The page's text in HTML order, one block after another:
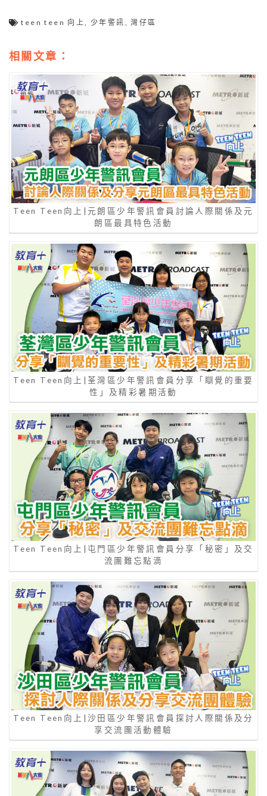
teen teen 向上 ,少年警訊 ,灣仔區
相關文章：
Teen Teen向上|元朗區少年警訊會員討論人際關係及元
朗區最具特色活動
Teen Teen向上|荃灣區少年警訊會員分享「瞓覺的重要
性」及精彩暑期活動
Teen Teen向上|屯門區少年警訊會員分享「秘密」及交
流團難忘點滴
Teen Teen向上|沙田區少年警訊會員探討人際關係及分
享交流團活動體驗